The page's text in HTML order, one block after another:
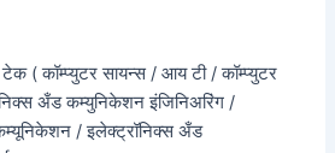
( कॉम्प्युटर सायन्स / आय टी / कॉम्प्युटर
अँड कम्युनिकेशन इंजिनिअरिंग /
/ इलेक्ट्रॉनिक्स अँड